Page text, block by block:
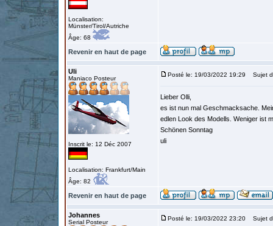
Localisation:
Münster/Tirol/Autriche
Âge: 68
Revenir en haut de page
Uli
Maniaco Posteur
Inscrit le: 12 Déc 2007
Localisation: Frankfurt/Main
Âge: 82
Posté le: 19/03/2022 19:29 Sujet
Lieber Olli,
es ist nun mal Geschmacksache.
edlen Look des Modells. Weniger ist
Schönen Sonntag
uli
Revenir en haut de page
Johannes
Serial Posteur
Posté le: 19/03/2022 23:20 Sujet